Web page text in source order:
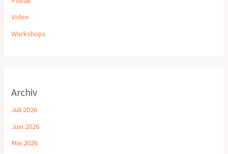
Video
Workshops
Archiv
Juli 2026
Juni 2026
Mai 2026